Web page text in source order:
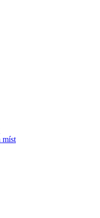
míst